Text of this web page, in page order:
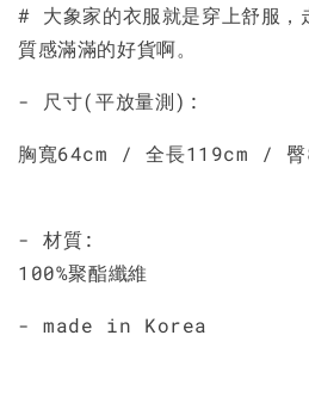
# 大象家的衣服就是穿上舒服，
質感滿滿的好貨啊。
- 尺寸(平放量測):
胸寬64cm / 全長119cm / 臀
- 材質:
100%聚酯纖維
- made in Korea